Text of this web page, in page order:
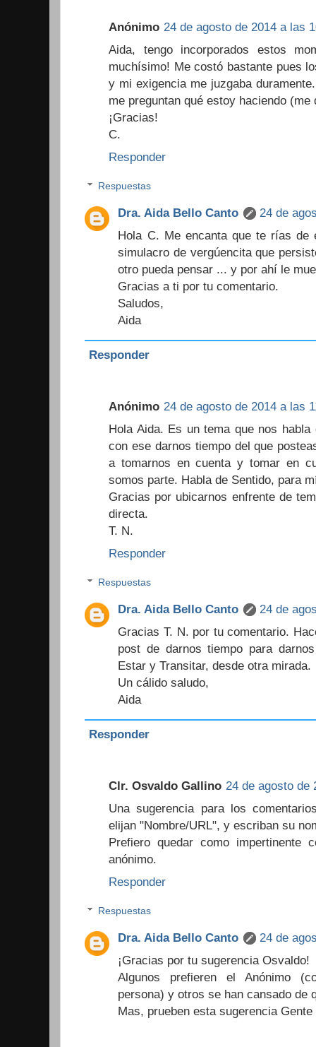
Anónimo 24 de agosto de 2014 a las
Aida, tengo incorporados estos
muchísimo! Me costó bastante pues
y mi exigencia me juzgaba
me preguntan qué estoy haciendo
¡Gracias!
C.
Responder
Respuestas
Dra. Aida Bello Canto
24 de
Hola C. Me encanta que te rías de
simulacro de vergúencita que
otro pueda pensar ... y por ahí le
Gracias a ti por tu comentario.
Saludos,
Aida
Responder
Anónimo 24 de agosto de 2014 a las
Hola Aida. Es un tema que nos
con ese darnos tiempo del que
a tomarnos en cuenta y tomar en
somos parte. Habla de Sentido, para
Gracias por ubicarnos enfrente de
directa.
T. N.
Responder
Respuestas
Dra. Aida Bello Canto
24 de
Gracias T. N. por tu comentario.
post de darnos tiempo para
Estar y Transitar, desde otra mirada.
Un cálido saludo,
Aida
Responder
Clr. Osvaldo Gallino 24 de agosto de
Una sugerencia para los
elijan "Nombre/URL", y escriban su
Prefiero quedar como impertinente
anónimo.
Responder
Respuestas
Dra. Aida Bello Canto
24 de
¡Gracias por tu sugerencia Osvaldo!
Algunos prefieren el Anónimo
persona) y otros se han cansado de
Mas, prueben esta sugerencia